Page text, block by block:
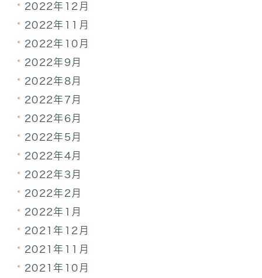
2022年12月
2022年11月
2022年10月
2022年9月
2022年8月
2022年7月
2022年6月
2022年5月
2022年4月
2022年3月
2022年2月
2022年1月
2021年12月
2021年11月
2021年10月